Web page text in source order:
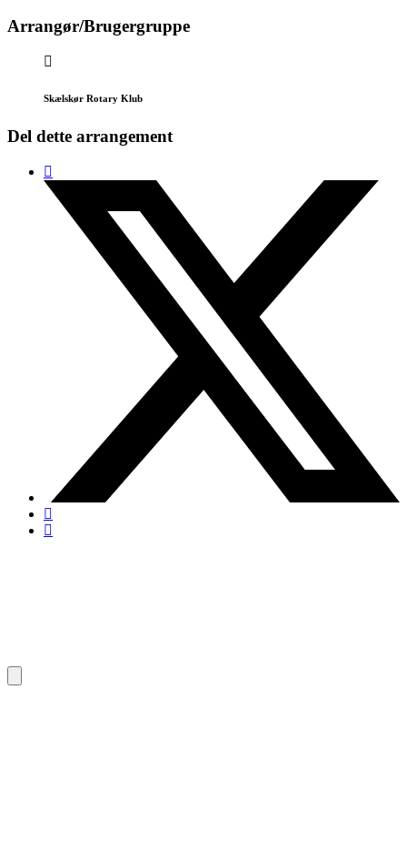
Arrangør/Brugergruppe
Skælskør Rotary Klub
Del dette arrangement